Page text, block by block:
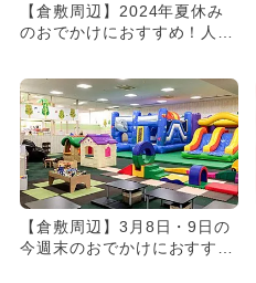
【倉敷周辺】2024年夏休み
のおでかけにおすすめ！人気
【倉敷周辺】3月8日・9日の
今週末のおでかけにおすす